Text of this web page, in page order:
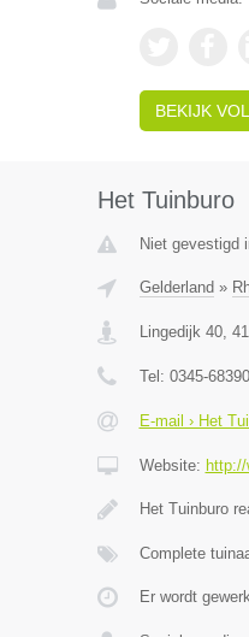
BEKIJK
Het Tuinburo
Niet gevestigd
Gelderland »
Lingedijk 40,
Tel: 0345-
E-mail › Het
Website: http://
Het Tuinburo
Complete
Er wordt